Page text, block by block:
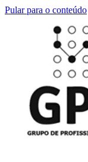
Pular para o conteúdo